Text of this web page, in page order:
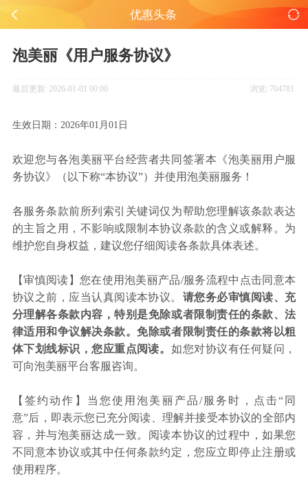
优惠头条
泡美丽《用户服务协议》
最后更新: 2026-01-01 00:00 浏览: 704781
生效日期：2026年01月01日
欢迎您与各泡美丽平台经营者共同签署本《泡美丽用户服
务协议》（以下称“本协议”）并使用泡美丽服务！
各服务条款前所列索引关键词仅为帮助您理解该条款表达
的主旨之用，不影响或限制本协议条款的含义或解释。为
维护您自身权益，建议您仔细阅读各条款具体表述。
【审慎阅读】您在使用泡美丽产品/服务流程中点击同意本
协议之前，应当认真阅读本协议。 请您务必审慎阅读、充
分理解各条款内容，特别是免除或者限制责任的条款、法
律适用和争议解决条款。免除或者限制责任的条款将以粗
体下划线标识，您应重点阅读。 如您对协议有任何疑问，
可向泡美丽平台客服咨询。
【签约动作】当您使用泡美丽产品/服务时，点击“同
意”后，即表示您已充分阅读、理解并接受本协议的全部内
容，并与泡美丽达成一致。阅读本协议的过程中，如果您
不同意本协议或其中任何条款约定，您应立即停止注册或
使用程序。